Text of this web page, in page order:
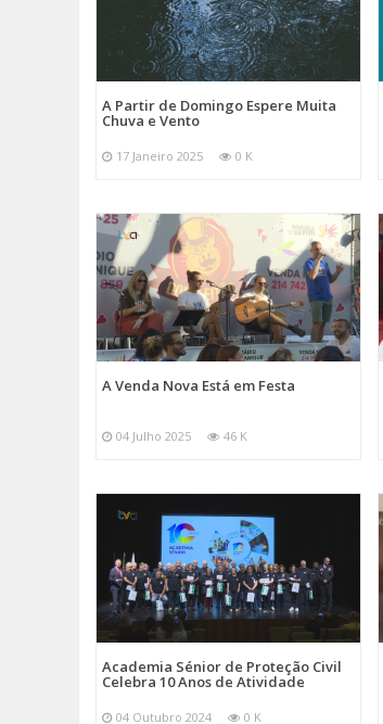
A Partir de Domingo Espere Muita
Chuva e Vento
17 Janeiro 2025 0 K
A Venda Nova Está em Festa
04 Julho 2025 46 K
Academia Sénior de Proteção Civil
Celebra 10 Anos de Atividade
04 Outubro 2024 0 K